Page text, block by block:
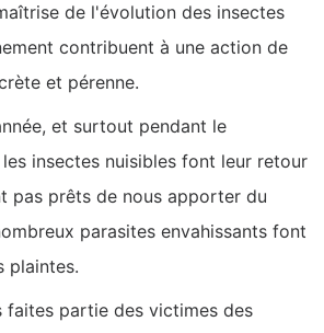
de l'évolution des insectes
contribuent à une action de
et pérenne.
et surtout pendant le
les insectes nuisibles font leur retour
pas prêts de nous apporter du
parasites envahissants font
plaintes.
faites partie des victimes des